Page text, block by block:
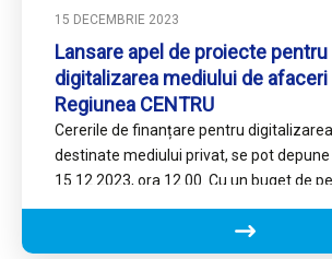
15 DECEMBRIE 2023
Lansare apel de proiecte pentru
digitalizarea mediului de afaceri
Regiunea CENTRU
Cererile de finanțare pentru
destinate mediului privat, se pot
15.12.2023, ora 12.00. Cu un buget de
milioane de…